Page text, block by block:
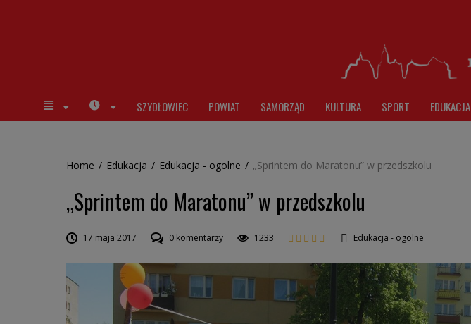
SZYDŁOWIEC POWIAT SAMORZĄD KULTURA SPORT EDUKACJA
Home / Edukacja / Edukacja - ogolne / „Sprintem do Maratonu” w przedszkolu
„Sprintem do Maratonu” w przedszkolu
17 maja 2017 0 komentarzy 1233 Edukacja - ogolne